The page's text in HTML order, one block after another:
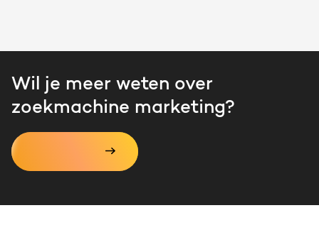
Wil je meer weten over
zoekmachine marketing?